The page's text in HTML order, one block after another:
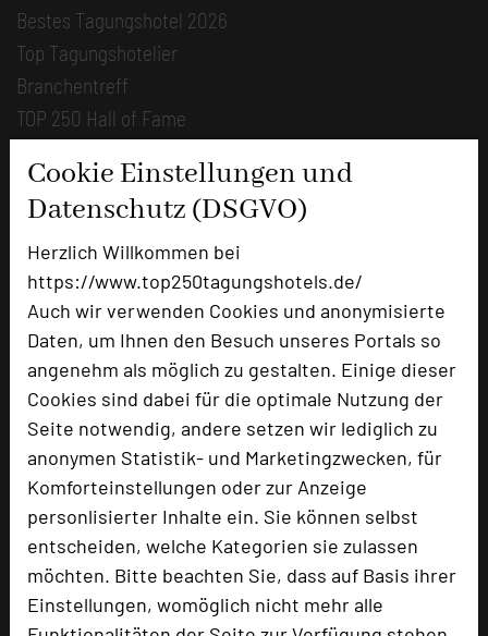
Cookie Einstellungen und
Datenschutz (DSGVO)
Herzlich Willkommen bei
https://www.top250tagungshotels.de/
Auch wir verwenden Cookies und anonymisierte
Daten, um Ihnen den Besuch unseres Portals so
angenehm als möglich zu gestalten. Einige dieser
Cookies sind dabei für die optimale Nutzung der
Seite notwendig, andere setzen wir lediglich zu
anonymen Statistik- und Marketingzwecken, für
Komforteinstellungen oder zur Anzeige
personlisierter Inhalte ein. Sie können selbst
entscheiden, welche Kategorien sie zulassen
möchten. Bitte beachten Sie, dass auf Basis ihrer
Einstellungen, womöglich nicht mehr alle
Bestes Tagungshotel 2026
Top Tagungshotelier
Branchentreff
TOP 250 Hall of Fame
Alle Informationen
Beliebte Suchlisten
Profisuche
Seminar
Konferenz
Klausur
Event
Kreativformate
Ansprechpartner
Kontakt
Alle Informationen